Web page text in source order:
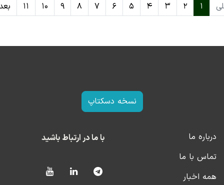
۱ ۲ ۳ ۴ ۵ ۶ ۷ ۸ ۹ ۱۰ ۱۱
نسخه دسکتاپ
درباره ما
تماس با ما
همه اخبار
با ما در ارتباط باشید